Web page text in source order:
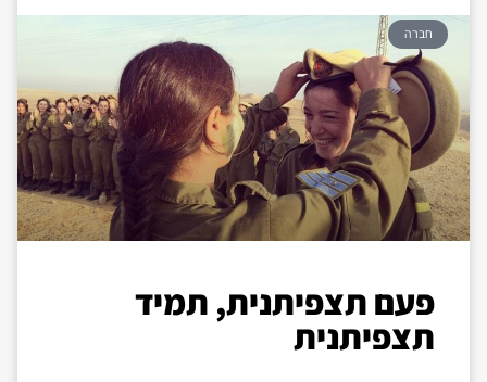
חברה
פעם תצפיתנית, תמיד
תצפיתנית